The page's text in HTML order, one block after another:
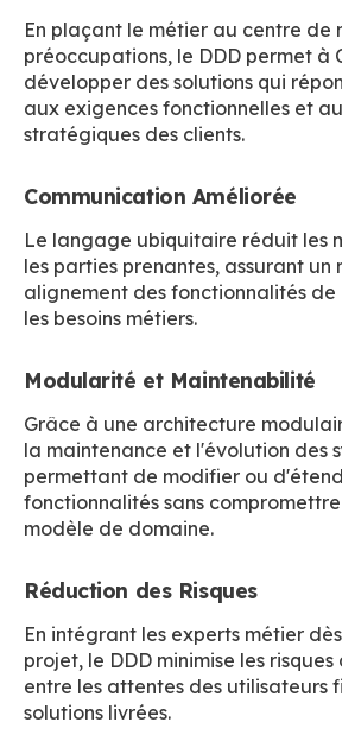
En plaçant le métier au centre de
préoccupations, le DDD permet à
développer des solutions qui
aux exigences fonctionnelles et
stratégiques des clients.
Communication Améliorée
Le langage ubiquitaire réduit les
les parties prenantes, assurant un
alignement des fonctionnalités
les besoins métiers.
Modularité et Maintenabilité
Grâce à une architecture
la maintenance et l'évolution des
permettant de modifier ou
fonctionnalités sans
modèle de domaine.
Réduction des Risques
En intégrant les experts métier
projet, le DDD minimise les
entre les attentes des utilisateurs
solutions livrées.